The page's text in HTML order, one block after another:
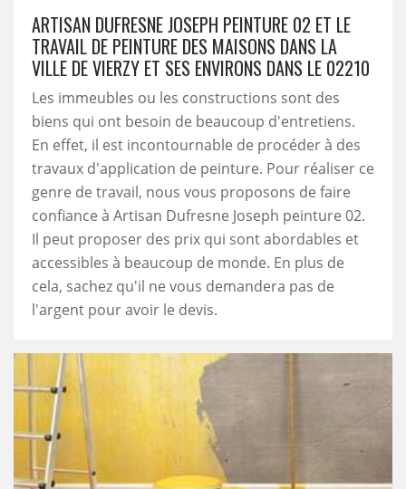
ARTISAN DUFRESNE JOSEPH PEINTURE 02 ET LE
TRAVAIL DE PEINTURE DES MAISONS DANS LA
VILLE DE VIERZY ET SES ENVIRONS DANS LE 02210
Les immeubles ou les constructions sont des
biens qui ont besoin de beaucoup d'entretiens.
En effet, il est incontournable de procéder à des
travaux d'application de peinture. Pour réaliser ce
genre de travail, nous vous proposons de faire
confiance à Artisan Dufresne Joseph peinture 02.
Il peut proposer des prix qui sont abordables et
accessibles à beaucoup de monde. En plus de
cela, sachez qu'il ne vous demandera pas de
l'argent pour avoir le devis.